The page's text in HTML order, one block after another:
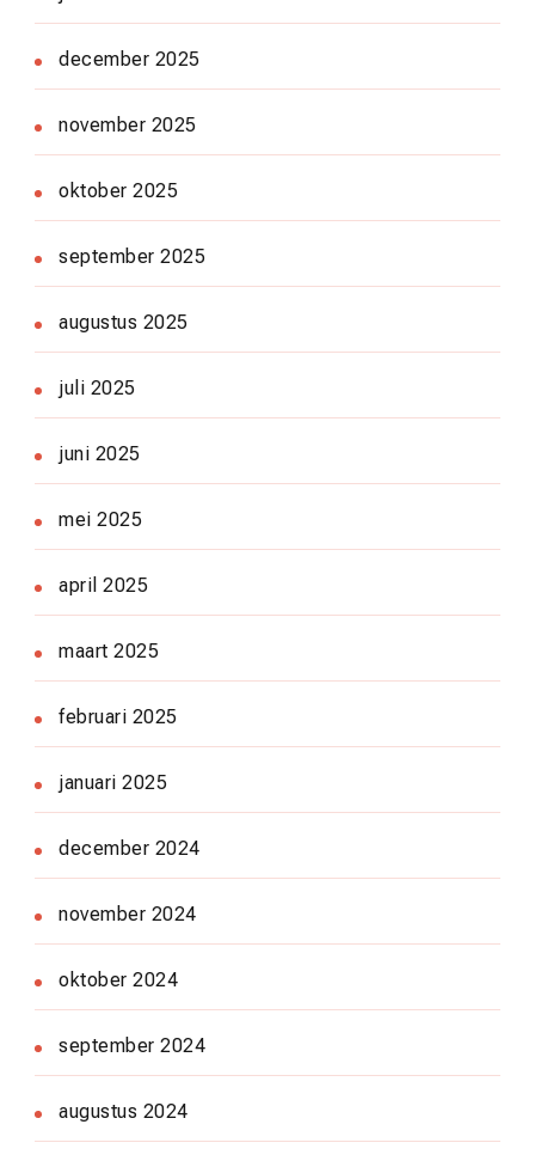
december 2025
november 2025
oktober 2025
september 2025
augustus 2025
juli 2025
juni 2025
mei 2025
april 2025
maart 2025
februari 2025
januari 2025
december 2024
november 2024
oktober 2024
september 2024
augustus 2024